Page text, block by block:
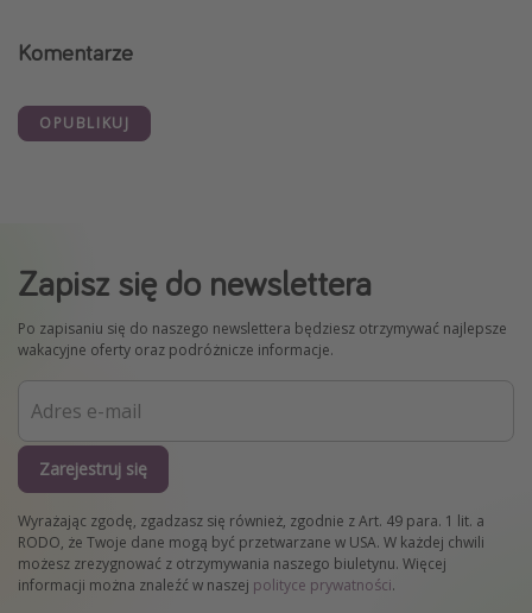
Komentarze
OPUBLIKUJ
Zapisz się do newslettera
Po zapisaniu się do naszego newslettera będziesz otrzymywać najlepsze
wakacyjne oferty oraz podróżnicze informacje.
Zarejestruj się
Wyrażając zgodę, zgadzasz się również, zgodnie z Art. 49 para. 1 lit. a
RODO, że Twoje dane mogą być przetwarzane w USA. W każdej chwili
możesz zrezygnować z otrzymywania naszego biuletynu. Więcej
informacji można znaleźć w naszej polityce prywatności.